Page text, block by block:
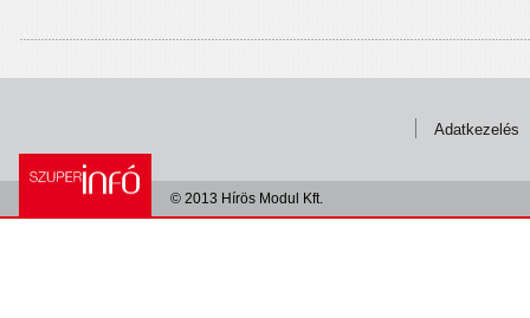
Adatkezelés
© 2013 Hírös Modul Kft.